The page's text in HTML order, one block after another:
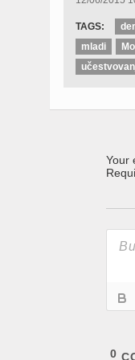
TAGS:
mladi
Your
0